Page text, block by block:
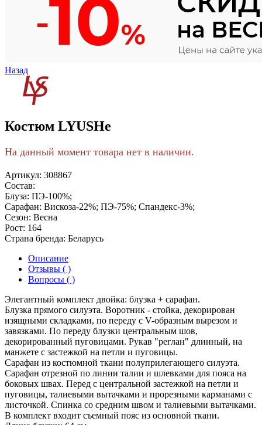
Назад
Костюм LYUSHe
На данный момент товара нет в наличии.
Артикул: 308867
Состав:
Блуза: ПЭ-100%;
Сарафан: Вискоза-22%; ПЭ-75%; Спандекс-3%;
Сезон: Весна
Рост: 164
Страна бренда: Беларусь
Описание
Отзывы ( )
Вопросы ( )
Элегантный комплект двойка: блузка + сарафан.
Блузка прямого силуэта. Воротник - стойка, декорирован
изящными складками, по переду с V-образным вырезом и
завязками. По переду блузки центральным шов,
декорированный пуговицами. Рукав "реглан" длинный, на
манжете с застежкой на петли и пуговицы.
Сарафан из костюмной ткани полуприлегающего силуэта.
Сарафан отрезной по линии талии и шлевками для пояса на
боковых швах. Перед с центральной застежкой на петли и
пуговицы, талиевыми вытачками и прорезными карманами с
листочкой. Спинка со средним швом и талиевыми вытачками.
В комплект входит съемный пояс из основной ткани.